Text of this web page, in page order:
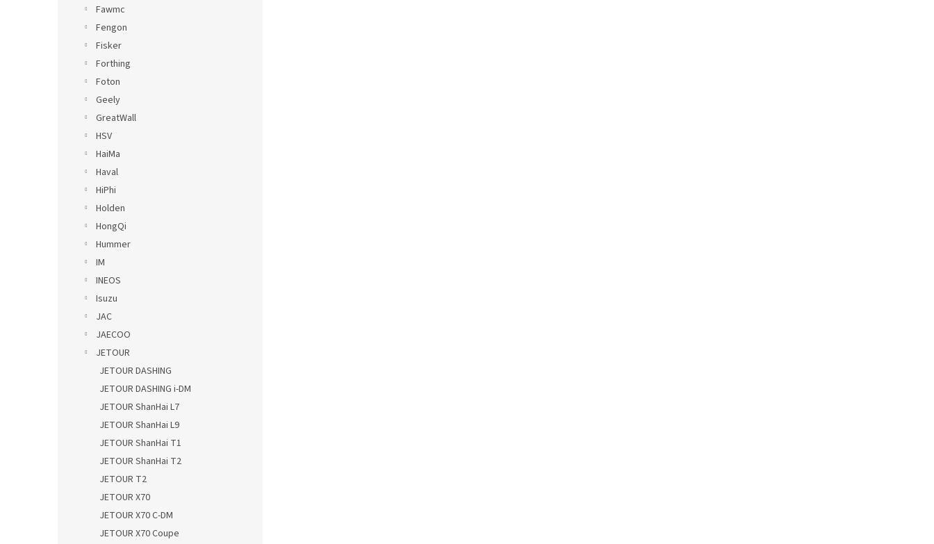
Fawmc
Fengon
Fisker
Forthing
Foton
Geely
GreatWall
HSV
HaiMa
Haval
HiPhi
Holden
HongQi
Hummer
IM
INEOS
Isuzu
JAC
JAECOO
JETOUR
JETOUR DASHING
JETOUR DASHING i-DM
JETOUR ShanHai L7
JETOUR ShanHai L9
JETOUR ShanHai T1
JETOUR ShanHai T2
JETOUR T2
JETOUR X70
JETOUR X70 C-DM
JETOUR X70 Coupe